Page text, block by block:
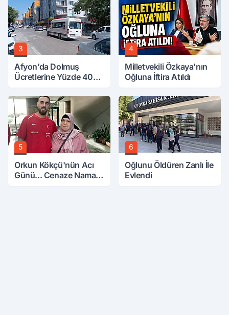
3
Afyon’da Dolmuş
Ücretlerine Yüzde 40
4
Milletvekili Özkaya’nın
Oğluna İftira Atıldı
5
Orkun Kökçü'nün Acı
Günü... Cenaze Namazı
6
Oğlunu Öldüren Zanlı İle
Evlendi